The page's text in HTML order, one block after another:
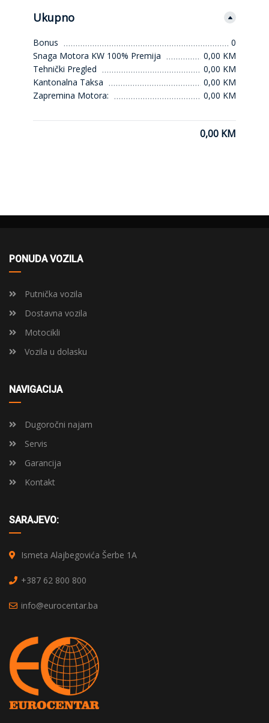
Ukupno
Bonus
0
Snaga Motora KW 100% Premija
0,00 KM
Tehnički Pregled
0,00 KM
Kantonalna Taksa
0,00 KM
Zapremina Motora:
0,00 KM
0,00 KM
PONUDA VOZILA
Putnička vozila
Dostavna vozila
Motocikli
Vozila u dolasku
NAVIGACIJA
Dugoročni najam
Servis
Garancija
Kontakt
SARAJEVO:
Ismeta Alajbegovića Šerbe 1A
+387 62 800 800
info@eurocentar.ba